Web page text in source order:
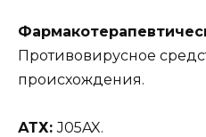
Противовирусное
происхождения.
АТХ:J05AX.